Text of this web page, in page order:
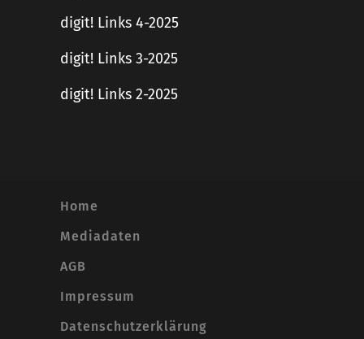
digit! Links 4-2025
digit! Links 3-2025
digit! Links 2-2025
Home
Mediadaten
AGB
Impressum
Datenschutzerklärung